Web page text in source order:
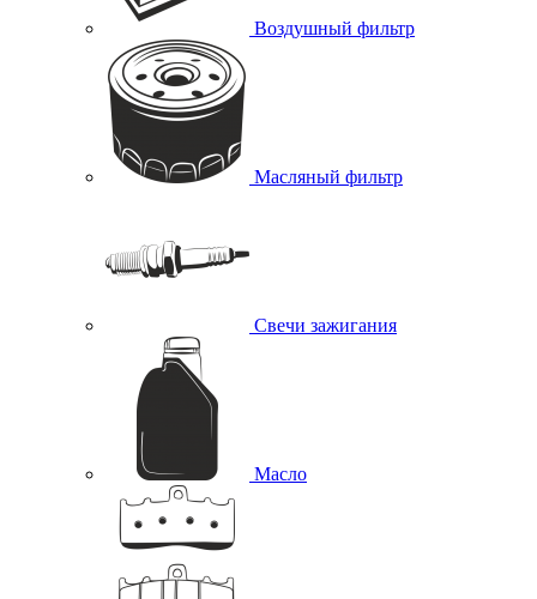
Воздушный фильтр
Масляный фильтр
Свечи зажигания
Масло